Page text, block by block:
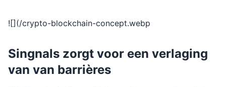
![](/crypto-blockchain-concept.webp
Singnals zorgt voor een verlaging
van van barrières